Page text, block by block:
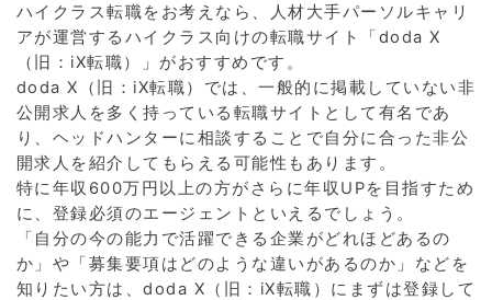
ハイクラス転職をお考えなら、人材大手パーソルキャリ
アが運営するハイクラス向けの転職サイト「doda X
（旧：iX転職）」がおすすめです。
doda X（旧：iX転職）では、一般的に掲載していない非
公開求人を多く持っている転職サイトとして有名であ
り、ヘッドハンターに相談することで自分に合った非公
開求人を紹介してもらえる可能性もあります。
特に年収600万円以上の方がさらに年収UPを目指すため
に、登録必須のエージェントといえるでしょう。
「自分の今の能力で活躍できる企業がどれほどあるの
か」や「募集要項はどのような違いがあるのか」などを
知りたい方は、doda X（旧：iX転職）にまずは登録して